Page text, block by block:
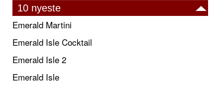
10 nyeste
Emerald Martini
Emerald Isle Cocktail
Emerald Isle 2
Emerald Isle